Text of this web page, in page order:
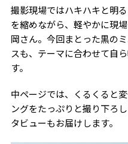
撮影現場ではハキハキと明
を縮めながら、軽やかに現
岡さん。今回まとった黒の
スも、テーマに合わせて自
す。
中ページでは、くるくると
ングをたっぷりと撮り下ろ
タビューもお届けします。